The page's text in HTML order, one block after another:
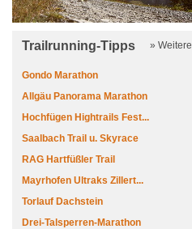
Trailrunning-Tipps » Weitere
Gondo Marathon
Allgäu Panorama Marathon
Hochfügen Hightrails Fest...
Saalbach Trail u. Skyrace
RAG Hartfüßler Trail
Mayrhofen Ultraks Zillert...
Torlauf Dachstein
Drei-Talsperren-Marathon